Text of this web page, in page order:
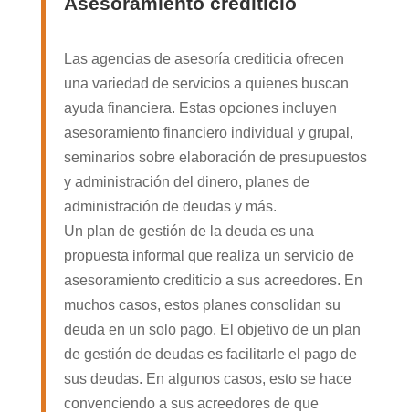
Las agencias de asesoría crediticia ofrecen
una variedad de servicios a quienes buscan
ayuda financiera. Estas opciones incluyen
asesoramiento financiero individual y grupal,
seminarios sobre elaboración de presupuestos
y administración del dinero, planes de
administración de deudas y más.
Un plan de gestión de la deuda es una
propuesta informal que realiza un servicio de
asesoramiento crediticio a sus acreedores. En
muchos casos, estos planes consolidan su
deuda en un solo pago. El objetivo de un plan
de gestión de deudas es facilitarle el pago de
sus deudas. En algunos casos, esto se hace
convenciendo a sus acreedores de que